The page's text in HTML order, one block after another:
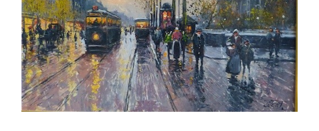
AJOUTER AU PANIER
/
DÉTAILS